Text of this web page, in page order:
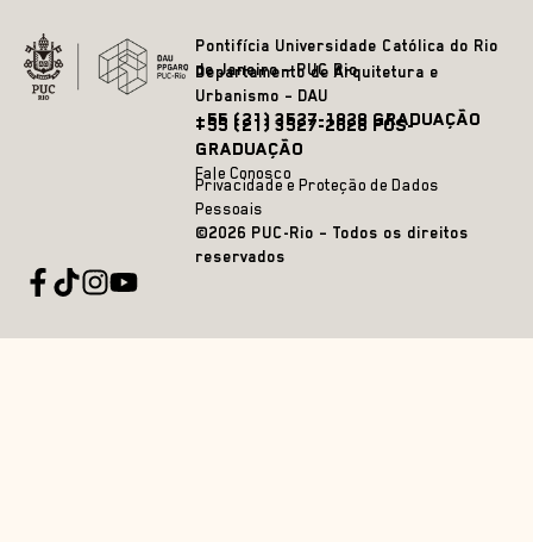
Pontifícia Universidade Católica do Rio
de Janeiro – PUC Rio
Departamento de Arquitetura e
Urbanismo – DAU
+55 (21) 3527-1828 GRADUAÇÃO
+55 (21) 3527-2628 PÓS-
GRADUAÇÃO
Fale Conosco
Privacidade e Proteção de Dados
Pessoais
©2026 PUC-Rio – Todos os direitos
reservados